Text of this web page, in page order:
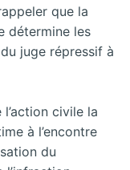
que la
détermine les
juge répressif à
civile la
à l’encontre
du